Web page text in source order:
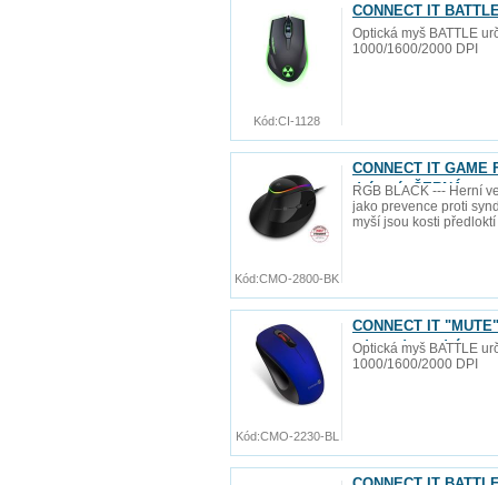
CONNECT IT
Optická myš BATTLE
1000/1600/2000 DPI
Kód:CI-1128
CONNECT IT
drátová, ČERNÁ
RGB BLACK --- Herní
jako prevence proti
myší jsou kosti
Kód:CMO-2800-BK
CONNECT IT
zdarma), modrá
Optická myš BATTLE
1000/1600/2000 DPI
Kód:CMO-2230-BL